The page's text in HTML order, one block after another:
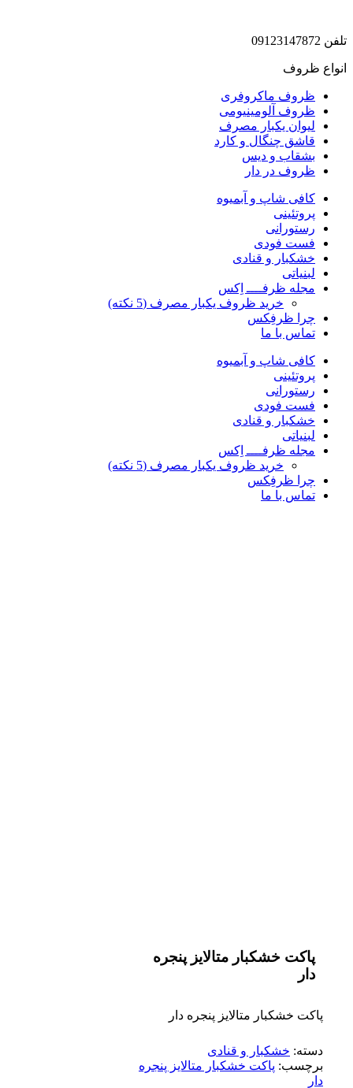
تلفن 09123147872
انواع ظروف
ظروف ماکروفری
ظروف آلومینیومی
لیوان یکبار مصرف
قاشق چنگال و کارد
بشقاب و دیس
ظروف در دار
کافی شاپ و آبمیوه
پروتئینی
رستورانی
فست فودی
خشکبار و قنادی
لبنیاتی
مجله ظرفــــ اِکس
خرید ظروف یکبار مصرف (5 نکته)
چرا ظرفِکس
تماس با ما
کافی شاپ و آبمیوه
پروتئینی
رستورانی
فست فودی
خشکبار و قنادی
لبنیاتی
مجله ظرفــــ اِکس
خرید ظروف یکبار مصرف (5 نکته)
چرا ظرفِکس
تماس با ما
پاکت خشکبار متالایز پنجره
دار
پاکت خشکبار متالایز پنجره دار
دسته: خشکبار و قنادی
برچسب: پاکت خشکبار متالایز پنجره
دار